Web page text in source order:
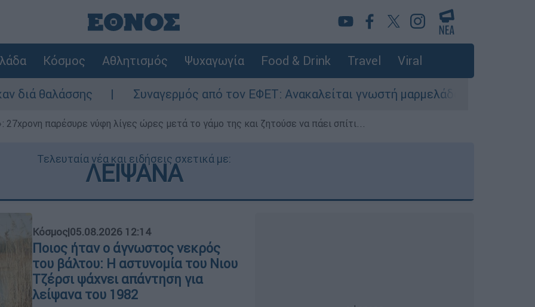
Κόσμος Αθλητισμός Ψυχαγωγία Food & Drink Travel Viral
Συναγερμός από τον ΕΦΕΤ: Ανακαλείται γνωστή μαρμελάδα - Κίνδυνος θραύσης στη
παρέσυρε νύφη λίγες ώρες μετά το γάμο της και ζητούσε να πάει σπίτι...
Τελευταία νέα και ειδήσεις σχετικά με:
ΛΕΙΨΑΝΑ
Κόσμος|05.08.2026 12:14
Ποιος ήταν ο άγνωστος νεκρός
του βάλτου: Η αστυνομία του Νιου
Τζέρσι ψάχνει απάντηση για
λείψανα του 1982